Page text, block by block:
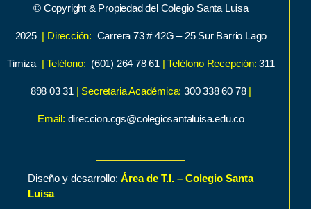
© Copyright & Propiedad del Colegio Santa Luisa
2025 | Dirección: Carrera 73 # 42G – 25 Sur Barrio Lago
Timiza | Teléfono: (601) 264 78 61 | Teléfono Recepción: 311
898 03 31 | Secretaria Académica:300 338 60 78 |
Email: direccion.cgs@colegiosantaluisa.edu.co
Diseño y desarrollo: Área de T.I. – Colegio Santa
Luisa